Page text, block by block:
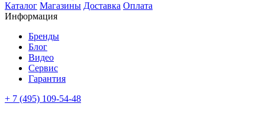
Каталог Магазины Доставка Оплата
Информация
Бренды
Блог
Видео
Сервис
Гарантия
+ 7 (495) 109-54-48